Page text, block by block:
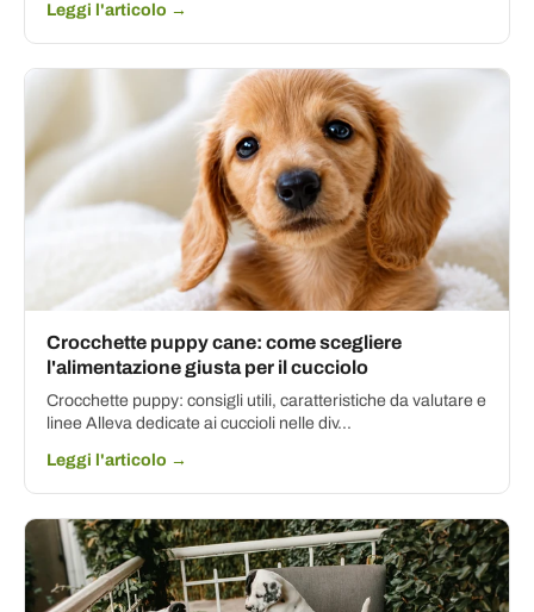
Leggi l'articolo →
Crocchette puppy cane: come scegliere
l'alimentazione giusta per il cucciolo
Crocchette puppy: consigli utili, caratteristiche da valutare e
linee Alleva dedicate ai cuccioli nelle div...
Leggi l'articolo →